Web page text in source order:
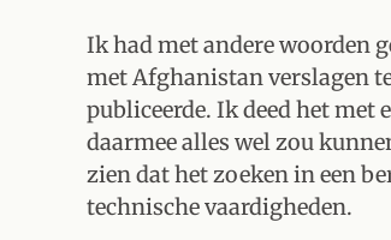
Ik had met andere woorden
met Afghanistan verslagen
publiceerde. Ik deed het
daarmee alles wel zou
zien dat het zoeken in een
technische vaardigheden.